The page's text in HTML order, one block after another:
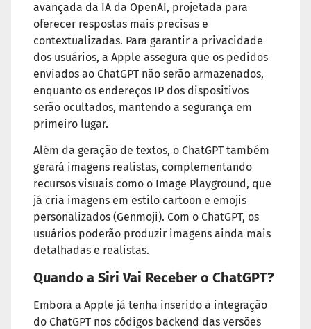
avançada da IA da OpenAI, projetada para
oferecer respostas mais precisas e
contextualizadas. Para garantir a privacidade
dos usuários, a Apple assegura que os pedidos
enviados ao ChatGPT não serão armazenados,
enquanto os endereços IP dos dispositivos
serão ocultados, mantendo a segurança em
primeiro lugar.
Além da geração de textos, o ChatGPT também
gerará imagens realistas, complementando
recursos visuais como o Image Playground, que
já cria imagens em estilo cartoon e emojis
personalizados (Genmoji). Com o ChatGPT, os
usuários poderão produzir imagens ainda mais
detalhadas e realistas.
Quando a Siri Vai Receber o ChatGPT?
Embora a Apple já tenha inserido a integração
do ChatGPT nos códigos backend das versões